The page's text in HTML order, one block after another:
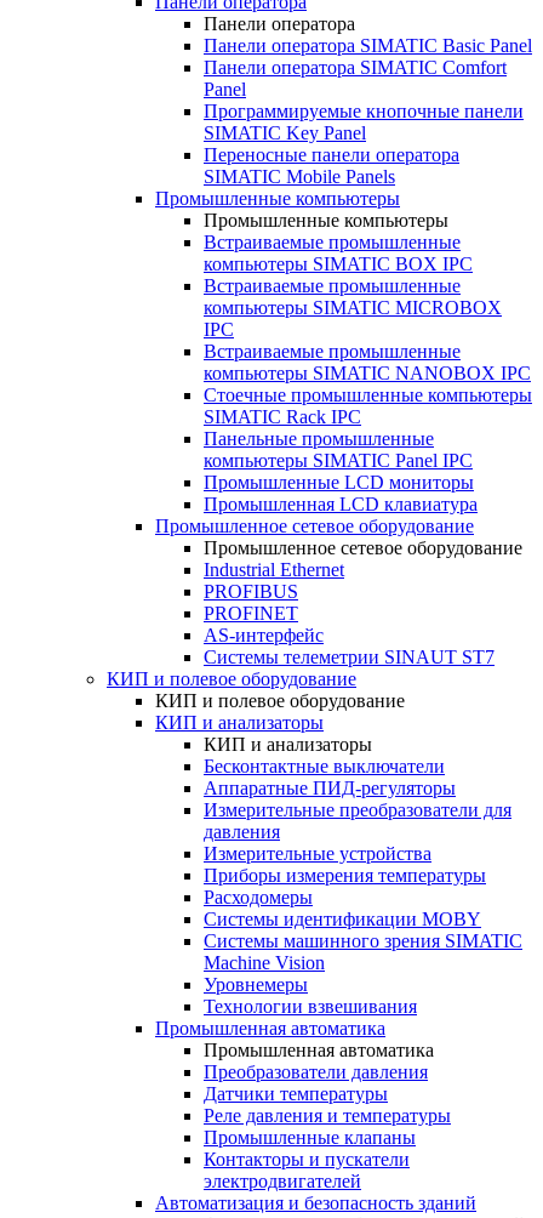
Панели оператора
Панели оператора SIMATIC Basic Panel
Панели оператора SIMATIC Comfort
Panel
Программируемые кнопочные панели
SIMATIC Key Panel
Переносные панели оператора
SIMATIC Mobile Panels
Промышленные компьютеры
Промышленные компьютеры
Встраиваемые промышленные
компьютеры SIMATIC BOX IPC
Встраиваемые промышленные
компьютеры SIMATIC MICROBOX
IPC
Встраиваемые промышленные
компьютеры SIMATIC NANOBOX IPC
Стоечные промышленные компьютеры
SIMATIC Rack IPC
Панельные промышленные
компьютеры SIMATIC Panel IPC
Промышленные LCD мониторы
Промышленная LCD клавиатура
Промышленное сетевое оборудование
Промышленное сетевое оборудование
Industrial Ethernet
PROFIBUS
PROFINET
AS-интерфейс
Системы телеметрии SINAUT ST7
КИП и полевое оборудование
КИП и полевое оборудование
КИП и анализаторы
КИП и анализаторы
Бесконтактные выключатели
Аппаратные ПИД-регуляторы
Измерительные преобразователи для
давления
Измерительные устройства
Приборы измерения температуры
Расходомеры
Системы идентификации MOBY
Системы машинного зрения SIMATIC
Machine Vision
Уровнемеры
Технологии взвешивания
Промышленная автоматика
Промышленная автоматика
Преобразователи давления
Датчики температуры
Реле давления и температуры
Промышленные клапаны
Контакторы и пускатели
электродвигателей
Автоматизация и безопасность зданий